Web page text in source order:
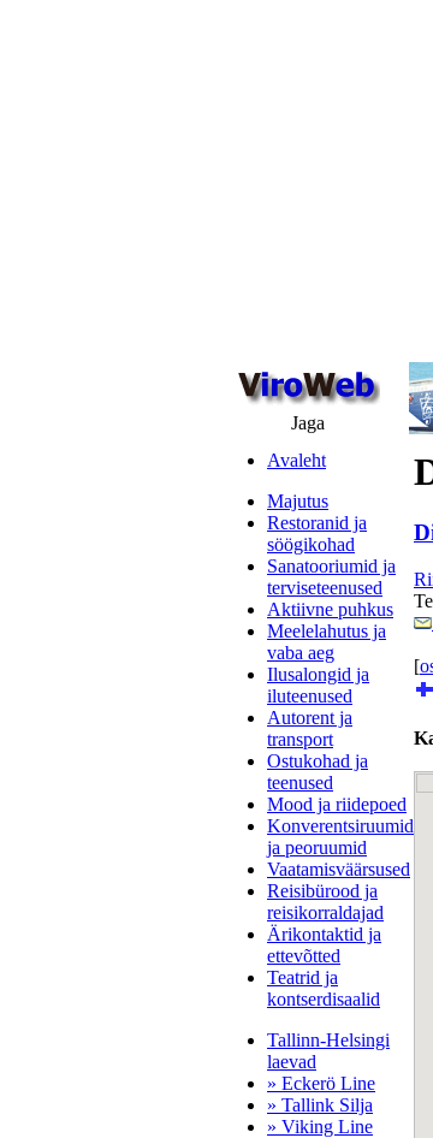
Jaga
Avaleht
Majutus
Restoranid ja
söögikohad
Sanatooriumid ja
terviseteenused
Aktiivne puhkus
Meelelahutus ja
vaba aeg
Ilusalongid ja
iluteenused
Autorent ja
transport
Ostukohad ja
teenused
Mood ja riidepoed
Konverentsiruumid
ja peoruumid
Vaatamisväärsused
Reisibürood ja
reisikorraldajad
Ärikontaktid ja
ettevõtted
Teatrid ja
kontserdisaalid
Tallinn-Helsingi
laevad
» Eckerö Line
» Tallink Silja
» Viking Line
[